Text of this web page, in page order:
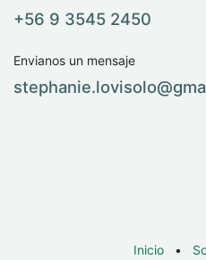
+56 9 3545 2450
Envianos un mensaje
Inicio •